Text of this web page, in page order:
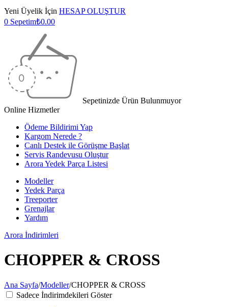
Yeni Üyelik İçin HESAP OLUŞTUR
0 Sepetim₺0.00
Sepetinizde Ürün Bulunmuyor
Online Hizmetler
Ödeme Bildirimi Yap
Kargom Nerede ?
Canlı Destek ile Görüşme Başlat
Servis Randevusu Oluştur
Arora Yedek Parça Listesi
Modeller
Yedek Parça
Treeporter
Grenajlar
Yardım
Arora İndirimleri
CHOPPER & CROSS
Ana Sayfa/Modeller/CHOPPER & CROSS
Sadece İndirimdekileri Göster